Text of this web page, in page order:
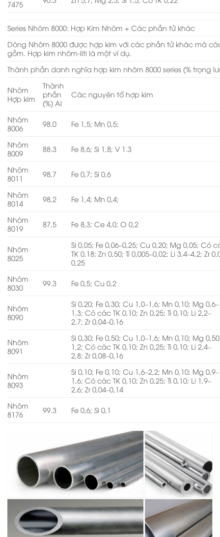
7475
Series Nhôm 8000: Hợp Kim Nhôm + Các phần tử khác
Dòng Nhôm 8000 được hợp kim với các phần tử khác mà
gồm. Hợp kim nhôm-liti là một ví dụ.
Thành phần danh nghĩa hợp kim nhôm 8000 series (% trọng
Nhôm
Hợp kim
Thành
phần
(%) Al
Các nguyên tố hợp kim
Nhôm
8006
98.0 Fe 1,5; Mn 0,5;
Nhôm
8009
88.3 Fe 8,6; Si 1,8; V 1.3
Nhôm
8011
98,7 Fe 0,7; Si 0,6
Nhôm
8014
98,2 Fe 1,4; Mn 0,4;
Nhôm
8019
87,5 Fe 8,3; Ce 4,0; O 0,2
Nhôm
8025
Si 0,05; Fe 0,06–0,25; Cu 0,20; Mg 0,05; Có
TK 0,18; Zn 0,50; Ti 0,005–0,02; Li 3,4–4,2; Zr
0,25
Nhôm
8030
99.3 Fe 0,5; Cu 0,2
Nhôm
8090
Si 0,20; Fe 0,30; Cu 1,0–1,6; Mn 0,10; Mg 0,6–
1,3; Có các TK 0,10; Zn 0,25; Ti 0,10; Li 2,2–
2,7; Zr 0,04–0,16
Nhôm
8091
Si 0,30; Fe 0,50; Cu 1,0–1,6; Mn 0,10; Mg
1,2; Có các TK 0,10; Zn 0,25; Ti 0,10; Li 2,4–
2,8; Zr 0,08–0,16
Nhôm
8093
Si 0,10; Fe 0,10; Cu 1,6–2,2; Mn 0,10; Mg 0,9–
1,6; Có các TK 0,10; Zn 0,25; Ti 0,10; Li 1,9–
2,6; Zr 0,04–0,14
Nhôm
8176
99.3 Fe 0,6; Si 0,1